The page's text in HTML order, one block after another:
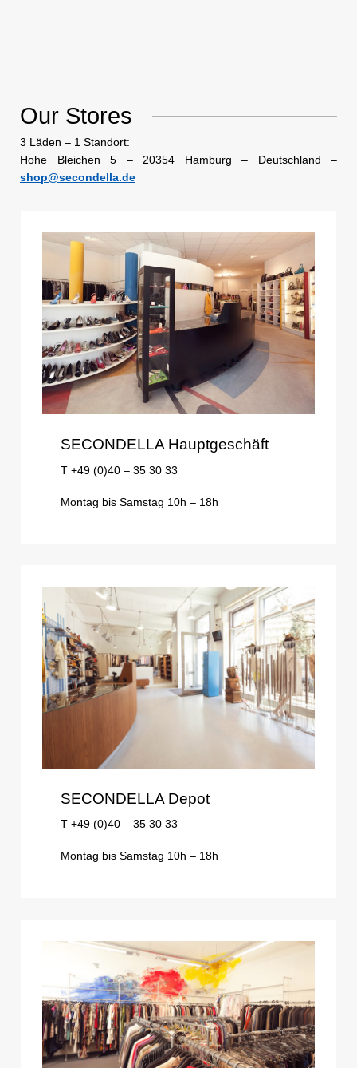
Our Stores
3 Läden – 1 Standort:
Hohe Bleichen 5 – 20354 Hamburg – Deutschland –
shop@secondella.de
SECONDELLA Hauptgeschäft
T +49 (0)40 – 35 30 33
Montag bis Samstag 10h – 18h
SECONDELLA Depot
T +49 (0)40 – 35 30 33
Montag bis Samstag 10h – 18h